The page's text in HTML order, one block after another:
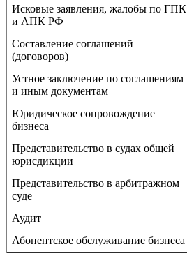
Исковые заявления, жалобы по ГПК
и АПК РФ
Составление соглашений
(договоров)
Устное заключение по соглашениям
и иным документам
Юридическое сопровождение
бизнеса
Представительство в судах общей
юрисдикции
Представительство в арбитражном
суде
Аудит
Абонентское обслуживание бизнеса